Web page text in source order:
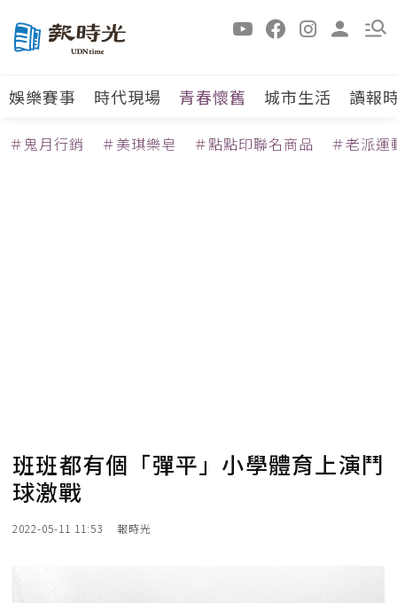
娛樂賽事 時代現場 青春懷舊 城市生活 讀報
＃鬼月行銷 ＃美琪樂皂 ＃點點印聯名商品 ＃老派運
班班都有個「彈平」小學體育上演鬥
球激戰
2022-05-11 11:53 報時光